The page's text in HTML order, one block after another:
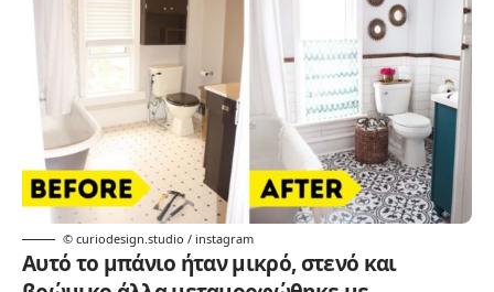
© curiodesign.studio / instagram
Αυτό το μπάνιο ήταν μικρό, στενό και